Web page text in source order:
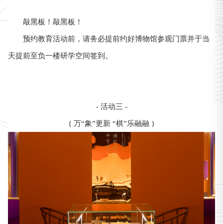
敲黑板！敲黑板！
预约教育活动前，请务必提前约好博物馆参观门票并于当
天提前至负一楼研学空间签到。
- 活动三 -
{ 万“象”更新 “棋”乐融融 }